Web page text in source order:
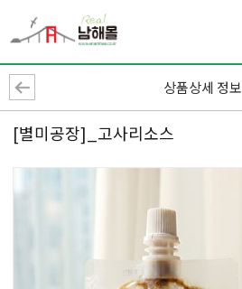
상품상세 정보
[별미공장]_고사리소스